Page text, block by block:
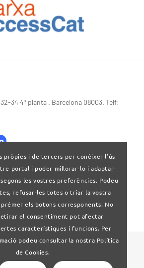
34 4ª planta . Barcelona 08003. Telf:
Bases legals |Política de privacitat
de Catalunya
pròpies i de tercers per conèixer l’ús
portal i poder millorar-lo i adaptar-
les vostres preferències. Podeu
refusar-les totes o triar la vostra
els botons corresponents. No
el consentiment pot afectar
característiques i funcions. Per
podeu consultar la nostra Política
de Cookies.